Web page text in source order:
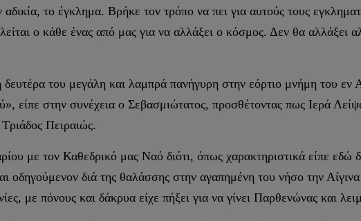
το έγκλημα. Βρήκε τον τρόπο να πει για αυτούς τους
ο κάθε ένας από μας για να αλλάξει ο κόσμος. Δεν θα
του μεγάλη και λαμπρά πανήγυρη στην εόρτιο μνήμη του
είπε στην συνέχεια ο Σεβασμιώτατος, προσθέτοντας πως Ιερά
Πειραιώς.
με τον Καθεδρικό μας Ναό διότι, όπως χαρακτηριστικά είπε εδώ
οδηγούμενον διά της θαλάσσης στην αγαπημένη του νήσο την Αίγινα
με πόνους και δάκρυα είχε πήξει για να γίνει Παρθενώνας και